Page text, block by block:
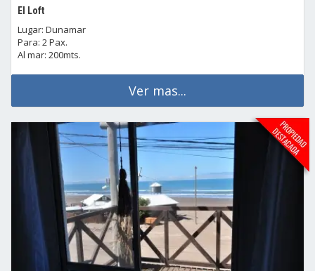
El Loft
Lugar: Dunamar
Para: 2 Pax.
Al mar: 200mts.
Ver mas...